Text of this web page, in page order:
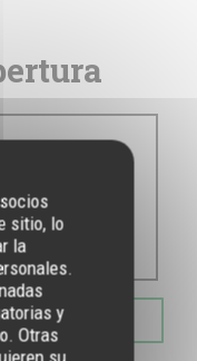
sitio, lo
la
y
Otras
su